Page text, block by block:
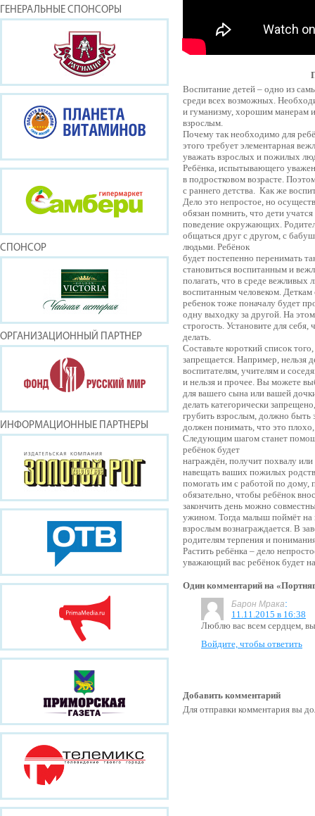
ГЕНЕРАЛЬНЫЕ СПОНСОРЫ
СПОНСОР
ОРГАНИЗАЦИОННЫЙ ПАРТНЕР
ИНФОРМАЦИОННЫЕ ПАРТНЕРЫ
Воспитание детей – одно из
среди всех возможных.
и гуманизму, хорошим манерам
взрослым.
Почему так необходимо для
этого требует элементарная
уважать взрослых и пожилых
Ребёнка, испытывающего
в подростковом возрасте.
с раннего детства. Как же
Дело это непростое, но
обязан помнить, что дети
поведение окружающих.
общаться друг с другом, с
людьми. Ребёнок
будет постепенно перенимать
становиться воспитанным и
полагать, что в среде
воспитанным человеком. Деткам
ребенок тоже поначалу будет
одну выходку за другой. На
строгость. Установите для
делать.
Составьте короткий список
запрещается. Например, нельзя
воспитателям, учителям и
и нельзя и прочее. Вы можете
для вашего сына или вашей
делать категорически
грубить взрослым, должно быть
должен понимать, что это плохо,
Следующим шагом станет
ребёнок будет
награждён, получит похвалу
навещать ваших пожилых
помогать им с работой по дому,
обязательно, чтобы ребёнок
закончить день можно
ужином. Тогда малыш поймёт на
взрослым вознаграждается. В
родителям терпения и
Растить ребёнка – дело
уважающий вас ребёнок будет
Один комментарий на
Барон Мрака:
11.11.2015 в 16:38
Люблю вас всем сердцем,
Войдите, чтобы ответить
Добавить комментарий
Для отправки комментария вы